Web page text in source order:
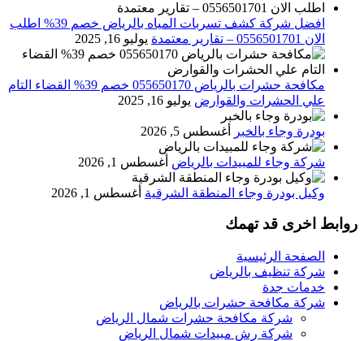
افضل شركة كشف تسربات المياه بالرياض خصم 39% اطلب
الان 0556501701‬‏ – تقارير معتمدة
يوليو 16, 2025
مكافحة حشرات بالرياض 055650170 خصم 39% القضاء التام
علي الحشرات والقوارض يوليو 16, 2025
بودرة وجاء بالخبر أغسطس 5, 2026
شركة وجاء للمبيدات بالرياض أغسطس 1, 2026
وكيل بودرة وجاء المنطقة الشرقية أغسطس 1, 2026
روابط اخرى قد تهمك
الصفحة الرئيسية
شركة تنظيف بالرياض
خدمات جدة
شركة مكافحة حشرات بالرياض
شركة مكافحة حشرات شمال الرياض
شركة رش مبيدات شمال الرياض